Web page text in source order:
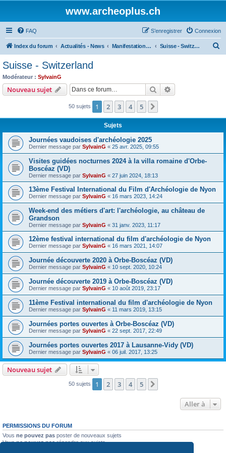
www.archeoplus.ch
FAQ Connexion
S’enregistrer
Index du forum Actualités - News Manifestations - Events Suisse - Switzerland
c
r
Suisse - Switzerland
Modérateur : SylvainG
Nouveau sujet Rechercher
50 sujets 1 2 3 4 5
Sujets
Journées vaudoises d'archéologie 2025
Dernier message par SylvainG « 25 avr. 2025, 09:55
Visites guidées nocturnes 2024 à la villa romaine d'Orbe-
Boscéaz (VD)
Dernier message par SylvainG « 27 juin 2024, 18:13
13ème Festival International du Film d'Archéologie de Nyon
Dernier message par SylvainG « 16 mars 2023, 14:24
Week-end des métiers d'art: l'archéologie, au château de
Grandson
Dernier message par SylvainG « 31 janv. 2023, 11:17
12ème festival international du film d'archéologie de Nyon
Dernier message par SylvainG « 16 mars 2021, 14:07
Journée découverte 2020 à Orbe-Boscéaz (VD)
Dernier message par SylvainG « 10 sept. 2020, 10:24
Journée découverte 2019 à Orbe-Boscéaz (VD)
Dernier message par SylvainG « 10 août 2019, 23:17
11ème Festival international du film d'archéologie de Nyon
Dernier message par SylvainG « 11 mars 2019, 13:15
Journées portes ouvertes à Orbe-Boscéaz (VD)
Dernier message par SylvainG « 22 sept. 2017, 22:49
Journées portes ouvertes 2017 à Lausanne-Vidy (VD)
Dernier message par SylvainG « 06 juil. 2017, 13:25
Nouveau sujet
50 sujets 1 2 3 4 5
Aller à
PERMISSIONS DU FORUM
Vous ne pouvez pas poster de nouveaux sujets
Vousne pouvez pasrépondre aux sujets